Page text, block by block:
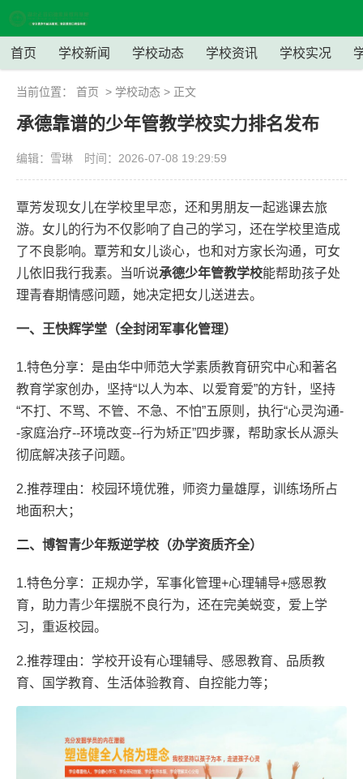
首页 学校新闻 学校动态 学校资讯 学校实况
当前位置： 首页 > 学校动态 > 正文
承德靠谱的少年管教学校实力排名发布
编辑：雪琳 时间：2026-07-08 19:29:59
覃芳发现女儿在学校里早恋，还和男朋友一起逃课去旅
游。女儿的行为不仅影响了自己的学习，还在学校里造成
了不良影响。覃芳和女儿谈心，也和对方家长沟通，可女
儿依旧我行我素。当听说承德少年管教学校能帮助孩子处
理青春期情感问题，她决定把女儿送进去。
一、王快辉学堂（全封闭军事化管理）
1.特色分享：是由华中师范大学素质教育研究中心和著名
教育学家创办，坚持“以人为本、以爱育爱”的方针，坚持
“不打、不骂、不管、不急、不怕”五原则，执行“心灵沟通-
-家庭治疗--环境改变--行为矫正”四步骤，帮助家长从源头
彻底解决孩子问题。
2.推荐理由：校园环境优雅，师资力量雄厚，训练场所占
地面积大；
二、博智青少年叛逆学校（办学资质齐全）
1.特色分享：正规办学，军事化管理+心理辅导+感恩教
育，助力青少年摆脱不良行为，还在完美蜕变，爱上学
习，重返校园。
2.推荐理由：学校开设有心理辅导、感恩教育、品质教
育、国学教育、生活体验教育、自控能力等；